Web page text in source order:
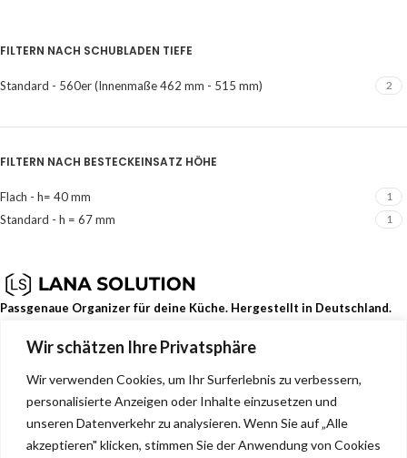
Wir schätzen Ihre Privatsphäre
Wir verwenden Cookies, um Ihr Surferlebnis zu verbessern,
personalisierte Anzeigen oder Inhalte einzusetzen und
unseren Datenverkehr zu analysieren. Wenn Sie auf „Alle
akzeptieren" klicken, stimmen Sie der Anwendung von Cookies
FILTERN NACH SCHUBLADEN TIEFE
Standard - 560er (Innenmaße 462 mm - 515 mm) 2
FILTERN NACH BESTECKEINSATZ HÖHE
Flach - h= 40 mm 1
Standard - h = 67 mm 1
Passgenaue Organizer für deine Küche. Hergestellt in Deutschland.
Dehmerstr. 93b, Bad Oeynhausen, Deutschland, 32549
info@lana-solution.de
NEUESTE BEITRÄGE
SERVICE